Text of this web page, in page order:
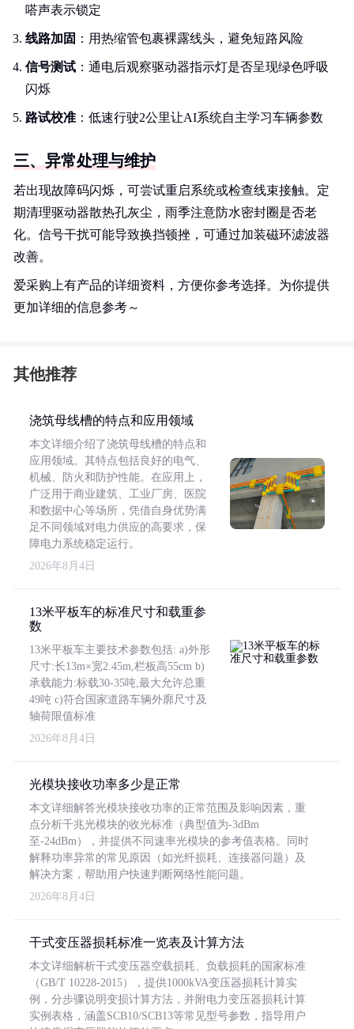
嗒声表示锁定
线路加固 ：用热缩管包裹裸露线头，避免短路风险
信号测试 ：通电后观察驱动器指示灯是否呈现绿色呼吸
闪烁
路试校准 ：低速行驶2公里让AI系统自主学习车辆参数
三、异常处理与维护
若出现故障码闪烁，可尝试重启系统或检查线束接触。定
期清理驱动器散热孔灰尘，雨季注意防水密封圈是否老
化。信号干扰可能导致换挡顿挫，可通过加装磁环滤波器
改善。
爱采购上有产品的详细资料，方便你参考选择。为你提供
更加详细的信息参考～
其他推荐
浇筑母线槽的特点和应用领域
本文详细介绍了浇筑母线槽的特点和
应用领域。其特点包括良好的电气、
机械、防火和防护性能。在应用上，
广泛用于商业建筑、工业厂房、医院
和数据中心等场所，凭借自身优势满
足不同领域对电力供应的高要求，保
障电力系统稳定运行。
2026年8月4日
13米平板车的标准尺寸和载重参
数
13米平板车主要技术参数包括: a)外形
尺寸:长13m×宽2.45m,栏板高55cm b)
承载能力:标载30-35吨,最大允许总重
49吨 c)符合国家道路车辆外廓尺寸及
轴荷限值标准
2026年8月4日
光模块接收功率多少是正常
本文详细解答光模块接收功率的正常范围及影响因素，重
点分析千兆光模块的收光标准（典型值为-3dBm
至-24dBm），并提供不同速率光模块的参考值表格。同时
解释功率异常的常见原因（如光纤损耗、连接器问题）及
解决方案，帮助用户快速判断网络性能问题。
2026年8月4日
干式变压器损耗标准一览表及计算方法
本文详细解析干式变压器空载损耗、负载损耗的国家标准
（GB/T 10228-2015），提供1000kVA变压器损耗计算实
例，分步骤说明变损计算方法，并附电力变压器损耗计算
实例表格，涵盖SCB10/SCB13等常见型号参数，指导用户